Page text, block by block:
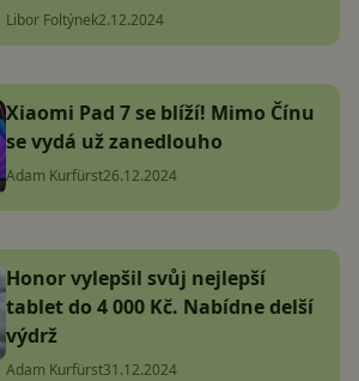
Libor Foltýnek2.12.2024
Xiaomi Pad 7 se blíží! Mimo Čínu
se vydá už zanedlouho
Adam Kurfürst26.12.2024
Honor vylepšil svůj nejlepší
tablet do 4 000 Kč. Nabídne delší
výdrž
Adam Kurfürst31.12.2024